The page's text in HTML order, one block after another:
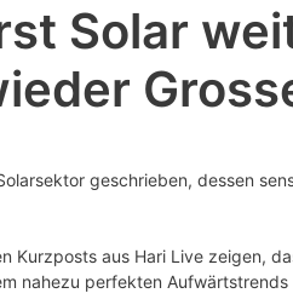
Solar
geschrieben, dessen
Kurzposts aus Hari Live zeigen,
nahezu perfekten